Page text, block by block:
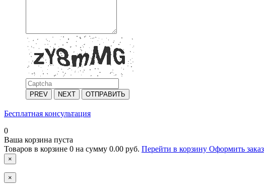
PREV NEXT ОТПРАВИТЬ
Бесплатная консультация
0
Ваша корзина пуста
Товаров в корзине 0 на сумму 0.00 руб. Перейти в корзину Оформить заказ
×
×